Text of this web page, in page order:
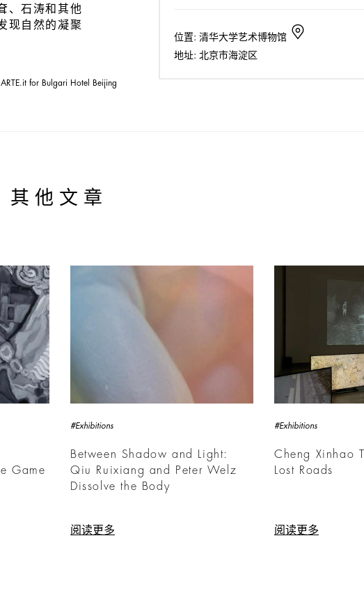
位置: 清华大学艺术博物馆
地址: 北京市海淀区
、石涛和其他
现自然的凝聚
for Bulgari Hotel Beijing
其他文章
Game
#Exhibitions
Between Shadow and Light:
Qiu Ruixiang and Peter Welz
Dissolve the Body
阅读更多
#Exhibitions
Cheng Xinhao
Lost Roads
阅读更多